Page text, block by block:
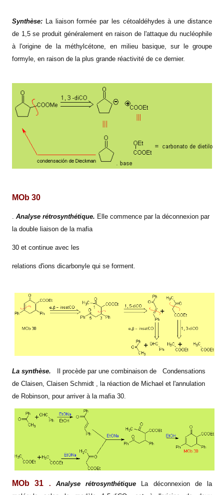
Synthèse: La liaison formée par les cétoaldéhydes à une distance
de 1,5 se produit généralement en raison de l'attaque du nucléophile
à l'origine de la méthylcétone, en milieu basique, sur le groupe
formyle, en raison de la plus grande réactivité de ce dernier.
MOb 30
. Analyse rétrosynthétique. Elle commence par la déconnexion par
la double liaison de la mafia
30 et continue avec les
relations d'ions dicarbonyle qui se forment.
La synthèse. Il procède par une combinaison de
Condensations
de Claisen, Claisen Schmidt
, la réaction de Michael et l'annulation
de Robinson, pour arriver à la mafia 30.
MOb 31 . Analyse rétrosynthétique La déconnexion de la